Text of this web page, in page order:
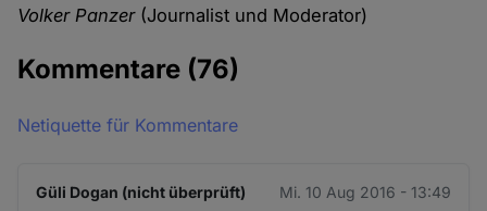
Volker Panzer(Journalist und Moderator)
Kommentare (76)
Netiquette für Kommentare
Güli Dogan (nicht überprüft) Mi. 10 Aug 2016 - 13:49